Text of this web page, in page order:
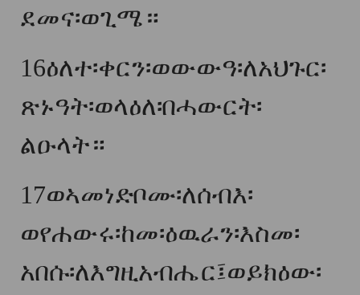
ደመና፡ወጊሜ።
16ዕለተ፡ቀርን፡ወውውዓ፡ለአህጉር፡
ጽኑዓት፡ወላዕለ፡በሓውርት፡
ልዑላት።
17ወኣመነድቦሙ፡ለሰብእ፡
ወየሐውሩ፡ከመ፡ዕዉራን፡እስመ፡
አበሱ፡ለእግዚአብሔር፤ወይክዕው፡